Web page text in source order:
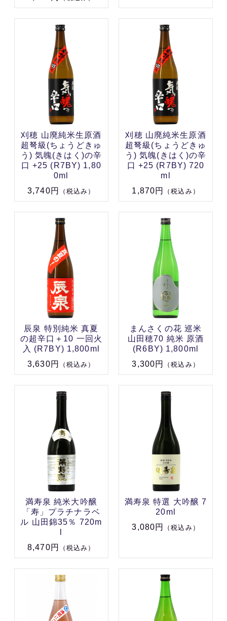
刈穂 山廃純米生原酒
超弩級(ちょうどきゅ
う) 気魄(きはく)の辛
口 +25 (R7BY) 1,80
0ml
3,740円
（税込み）
刈穂 山廃純米生原酒
超弩級(ちょうどきゅ
う) 気魄(きはく)の辛
口 +25 (R7BY) 720
ml
1,870円
（税込み）
辰泉 特別純米 真夏
の超辛口＋10 一回火
入 (R7BY) 1,800ml
3,630円
（税込み）
まんさくの花 巡米
山田穂70 純米 原酒
(R6BY) 1,800ml
3,300円
（税込み）
満寿泉 純米大吟醸
「寿」プラチナラベ
ル 山田錦35％ 720m
8,470円
（税込み）
満寿泉 特選 大吟醸 7
20ml
3,080円
（税込み）